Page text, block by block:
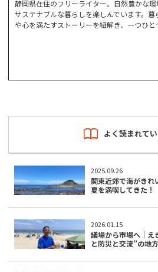
静岡県在住のフリーライター。自然豊かな
サステナブルな暮らしを楽しんでいます。
や心を満たすストーリーを紐解き、一つひと
よく読まれて
2025.09.26
関東近郊で海がきれ
夏を満喫してきた！
2026.01.15
議場から市場へ｜え
と防災と交流”の地